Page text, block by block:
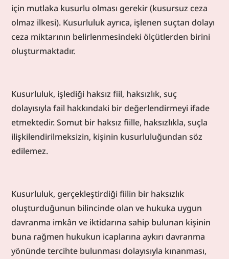
için mutlaka kusurlu olması gerekir (kusursuz ceza
olmaz ilkesi). Kusurluluk ayrıca, işlenen suçtan dolayı
ceza miktarının belirlenmesindeki ölçütlerden birini
oluşturmaktadır.
Kusurluluk, işlediği haksız fiil, haksızlık, suç
dolayısıyla fail hakkındaki bir değerlendirmeyi ifade
etmektedir. Somut bir haksız fiille, haksızlıkla, suçla
ilişkilendirilmeksizin, kişinin kusurluluğundan söz
edilemez.
Kusurluluk, gerçekleştirdiği fiilin bir haksızlık
oluşturduğunun bilincinde olan ve hukuka uygun
davranma imkân ve iktidarına sahip bulunan kişinin
buna rağmen hukukun icaplarına aykırı davranma
yönünde tercihte bulunması dolayısıyla kınanması,